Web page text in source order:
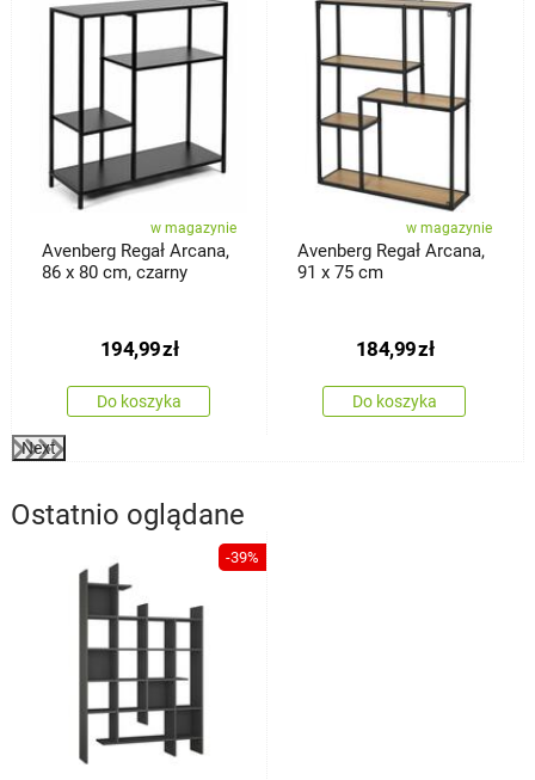
w magazynie
Avenberg Regał Arcana,
86 x 80 cm, czarny
194,99zł
Do koszyka
w magazynie
Avenberg Regał Arcana,
91 x 75 cm
184,99zł
Do koszyka
Next
Ostatnio oglądane
-39%